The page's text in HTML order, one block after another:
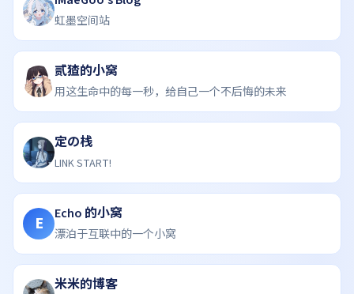
虹墨空间站
贰猹的小窝
用这生命中的每一秒，给自己一个不后悔的未来
定の栈
LINK START!
E Echo 的小窝
漂泊于互联中的一个小窝
米米的博客